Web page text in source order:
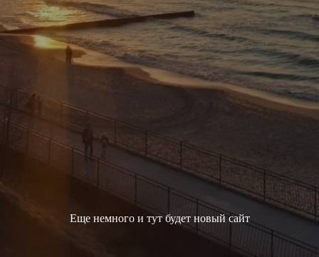
Еще немного и тут будет новый сайт